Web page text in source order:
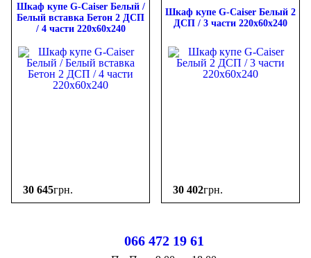
Шкаф купе G-Caiser Белый /
Белый вставка Бетон 2 ДСП
/ 4 части 220х60х240
30 645грн.
Шкаф купе G-Caiser Белый 2
ДСП / 3 части 220х60х240
30 402грн.
066 472 19 61